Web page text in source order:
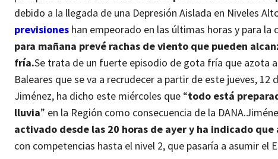
debido a la llegada de una Depresión Aislada en Niveles
previsiones han empeorado en las últimas horas y para
para mañana prevé rachas de viento que pueden
fría.Se trata de un fuerte episodio de gota fría que azota
Baleares que se va a recrudecer a partir de este jueves, 12
Jiménez, ha dicho este miércoles que “todo está
lluvia” en la Región como consecuencia de la DANA.
activado desde las 20 horas de ayer y ha indicado
con competencias hasta el nivel 2, que pasaría a asumir el